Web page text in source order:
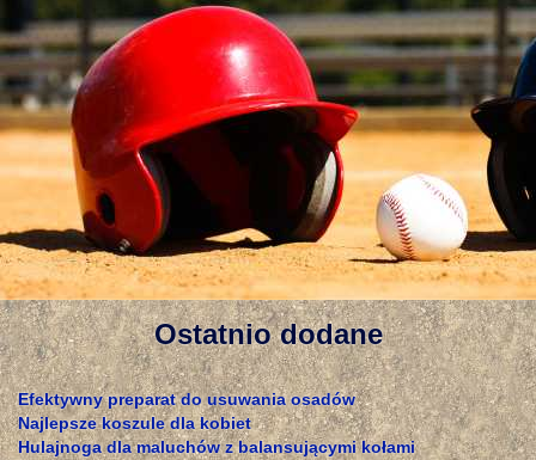
Ostatnio dodane
Efektywny preparat do usuwania osadów
Najlepsze koszule dla kobiet
Hulajnoga dla maluchów z balansującymi kołami